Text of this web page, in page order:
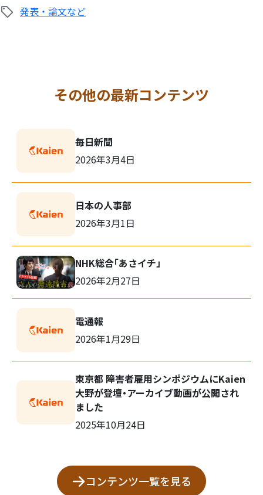
索:
発表・論文など
その他の最新コンテンツ
毎日新聞
2026年3月4日
日本の人事部
2026年3月1日
NHK総合「あさイチ」
2026年2月27日
電通報
2026年1月29日
東京都 障害者雇用シンポジウムにKaien
大野が登壇・アーカイブ動画が公開され
ました
2025年10月24日
コンテンツ一覧を見る